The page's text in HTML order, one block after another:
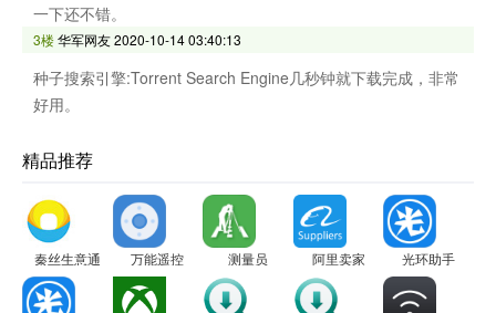
一下还不错。
3楼华军网友2020-10-14 03:40:13
种子搜索引擎:Torrent Search Engine几秒钟就下载完成，非常
好用。
精品推荐
秦丝生意通 万能遥控 测量员 阿里卖家 光环助手